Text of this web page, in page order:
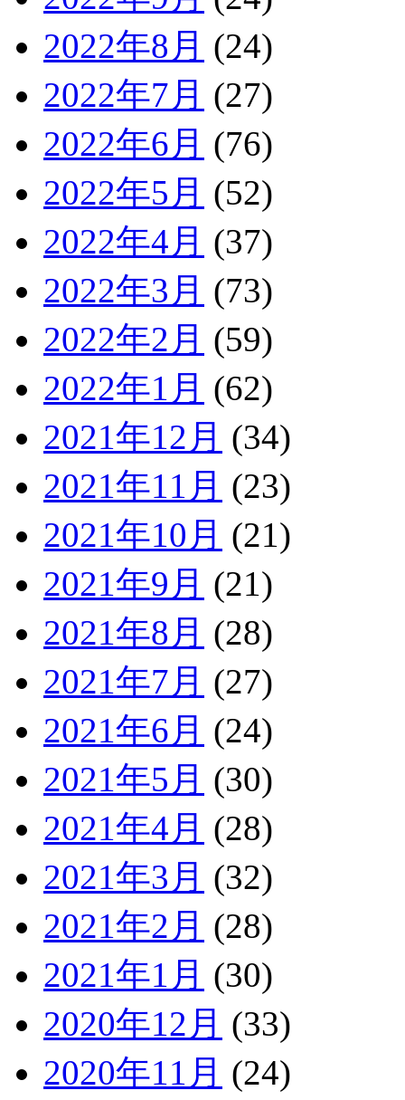
2022年8月 (24)
2022年7月 (27)
2022年6月 (76)
2022年5月 (52)
2022年4月 (37)
2022年3月 (73)
2022年2月 (59)
2022年1月 (62)
2021年12月 (34)
2021年11月 (23)
2021年10月 (21)
2021年9月 (21)
2021年8月 (28)
2021年7月 (27)
2021年6月 (24)
2021年5月 (30)
2021年4月 (28)
2021年3月 (32)
2021年2月 (28)
2021年1月 (30)
2020年12月 (33)
2020年11月 (24)